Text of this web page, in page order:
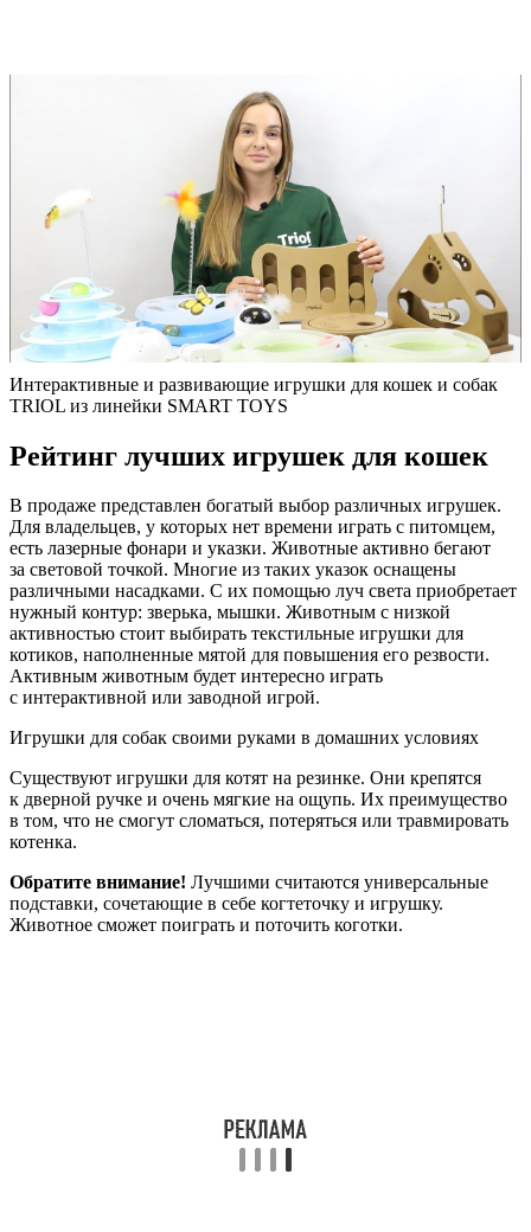
Интерактивные и развивающие игрушки для кошек и собак
TRIOL из линейки SMART TOYS
Рейтинг лучших игрушек для кошек
В продаже представлен богатый выбор различных игрушек.
Для владельцев, у которых нет времени играть с питомцем,
есть лазерные фонари и указки. Животные активно бегают
за световой точкой. Многие из таких указок оснащены
различными насадками. С их помощью луч света приобретает
нужный контур: зверька, мышки. Животным с низкой
активностью стоит выбирать текстильные игрушки для
котиков, наполненные мятой для повышения его резвости.
Активным животным будет интересно играть
с интерактивной или заводной игрой.
Игрушки для собак своими руками в домашних условиях
Существуют игрушки для котят на резинке. Они крепятся
к дверной ручке и очень мягкие на ощупь. Их преимущество
в том, что не смогут сломаться, потеряться или травмировать
котенка.
Обратите внимание! Лучшими считаются универсальные
подставки, сочетающие в себе когтеточку и игрушку.
Животное сможет поиграть и поточить коготки.